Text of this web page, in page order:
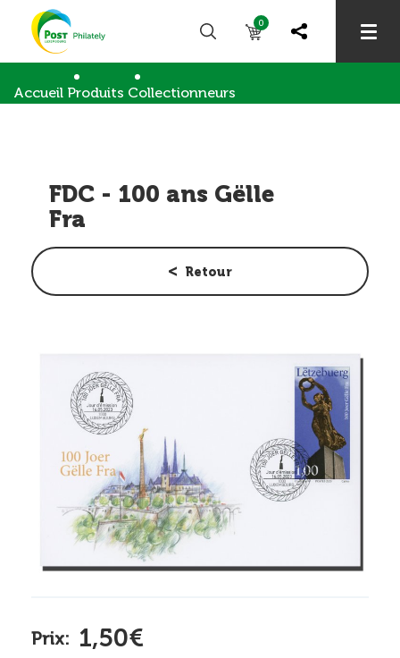
0
Accueil Produits Collectionneurs
FDC - 100 ans Gëlle
Fra
Retour
Prix: 1,50€